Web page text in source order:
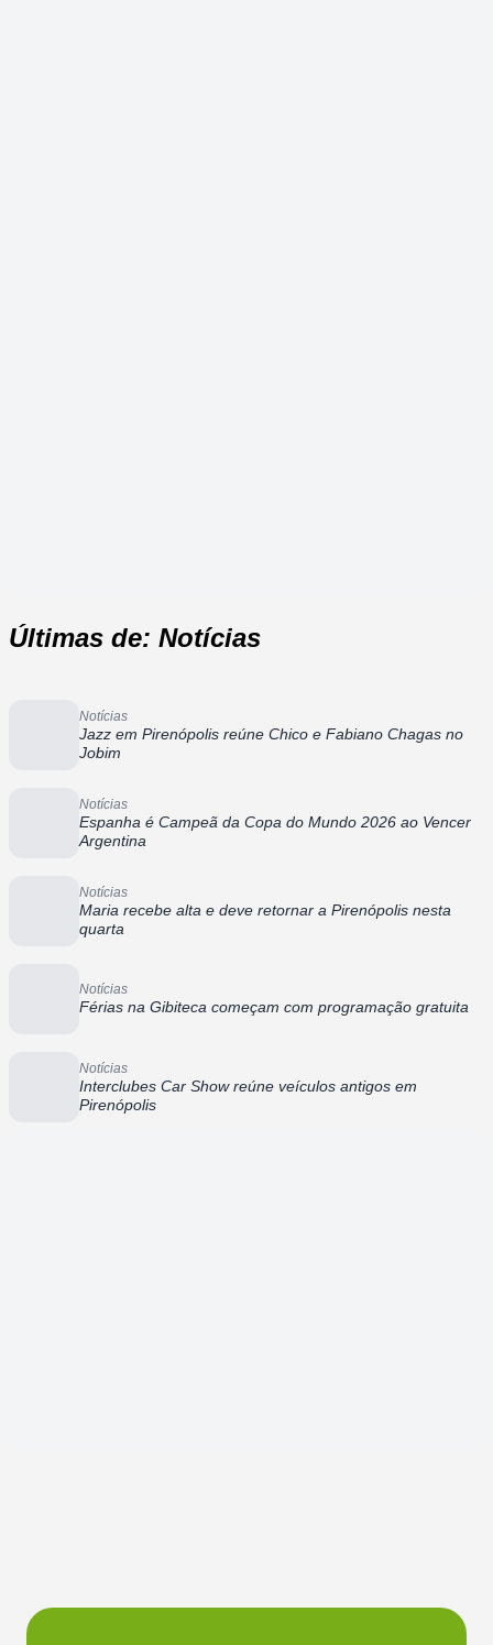
Últimas de: Notícias
Notícias
Jazz em Pirenópolis reúne Chico e Fabiano Chagas no
Jobim
Notícias
Espanha é Campeã da Copa do Mundo 2026 ao Vencer
Argentina
Notícias
Maria recebe alta e deve retornar a Pirenópolis nesta
quarta
Notícias
Férias na Gibiteca começam com programação gratuita
Notícias
Interclubes Car Show reúne veículos antigos em
Pirenópolis